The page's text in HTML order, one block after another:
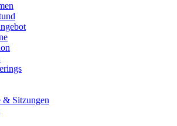
& Sitzungen